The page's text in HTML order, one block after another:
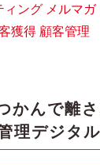
ィング メルマガ
獲得 顧客管理
かんで離
理デジタ